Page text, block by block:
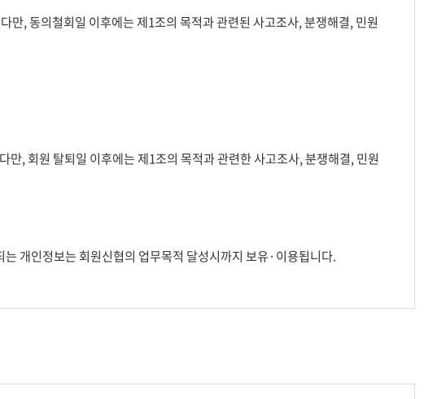
, 동의철회일 이후에는 제1조의 목적과 관련된 사고조사, 분쟁해결, 민원
, 회원 탈퇴일 이후에는 제1조의 목적과 관련한 사고조사, 분쟁해결, 민원
개인정보는 회원신협의 업무목적 달성시까지 보유·이용됩니다.